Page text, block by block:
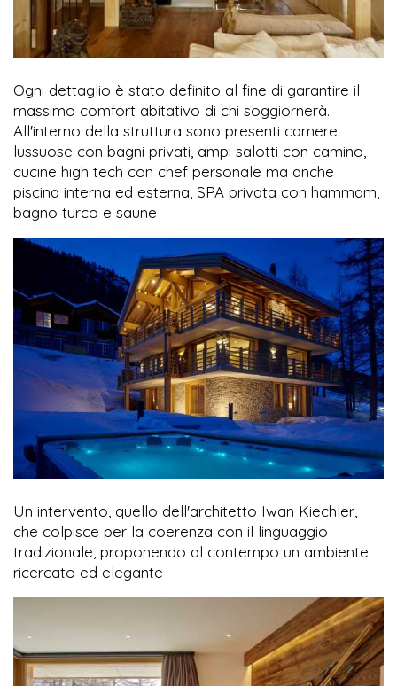
Ogni dettaglio è stato definito al fine di garantire il
massimo comfort abitativo di chi soggiornerà.
All'interno della struttura sono presenti camere
lussuose con bagni privati, ampi salotti con camino,
cucine high tech con chef personale ma anche
piscina interna ed esterna, SPA privata con hammam,
bagno turco e saune
Un intervento, quello dell'architetto Iwan Kiechler,
che colpisce per la coerenza con il linguaggio
tradizionale, proponendo al contempo un ambiente
ricercato ed elegante